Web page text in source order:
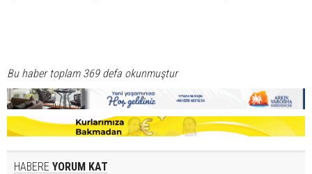
Bu haber toplam 369 defa okunmuştur
HABERE YORUM KAT